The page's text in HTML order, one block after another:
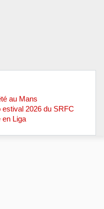
au Mans
2026 du SRFC
en Liga